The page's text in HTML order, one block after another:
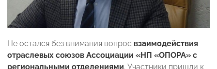
Не остался без внимания вопрос взаимодействия
отраслевых союзов Ассоциации «НП «ОПОРА» с
региональными отделениями. Участники пришли к